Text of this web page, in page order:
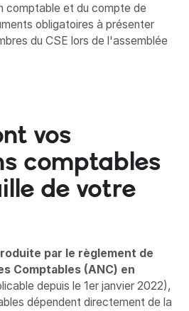
comptable et du compte de
obligatoires à présenter
du CSE lors de l'assemblée
vos
comptables
de votre
par le règlement de
Comptables (ANC) en
depuis le 1er janvier 2022),
dépendent directement de la